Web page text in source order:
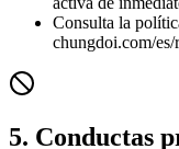
Consulta la
chungdoi.com/
5. Conductas